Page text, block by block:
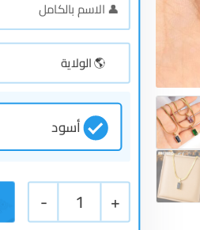
أسود
+
1
-